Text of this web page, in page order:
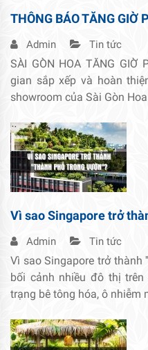
THÔNG BÁO TĂNG GIỜ
Admin Tin tức
SÀI GÒN HOA TĂNG GIỜ
gian sắp xếp và hoàn
showroom của Sài Gòn
Vì sao Singapore trở
Admin Tin tức
Vì sao Singapore trở thành
bối cảnh nhiều đô thị
trạng bê tông hóa, ô nhiễm